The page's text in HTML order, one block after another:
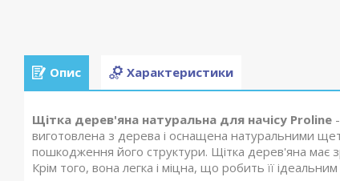
Опис Характеристики
Щітка дерев'яна натуральна для начісу Proline
виготовлена з дерева і оснащена натуральними
пошкодження його структури. Щітка дерев'яна має
Крім того, вона легка і міцна, що робить її